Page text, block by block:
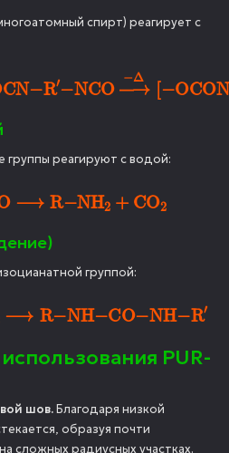
спирт) реагирует с
+nOCN−RA′
реагируют с водой:
⟶R −NHA2 +COA2
группой:
2⟶ R−NH−CO−NH−RA′
PUR-
шов.Благодаря низкой
образуя почти
сложных радиусных участках.